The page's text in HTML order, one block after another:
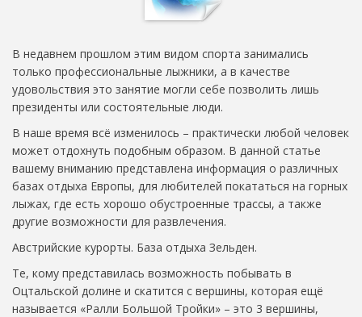
В недавнем прошлом этим видом спорта занимались
только профессиональные лыжники, а в качестве
удовольствия это занятие могли себе позволить лишь
президенты или состоятельные люди.
В наше время всё изменилось – практически любой человек
может отдохнуть подобным образом. В данной статье
вашему вниманию представлена информация о различных
базах отдыха Европы, для любителей покататься на горных
лыжах, где есть хорошо обустроенные трассы, а также
другие возможности для развлечения.
Австрийские курорты. База отдыха Зельден.
Те, кому представилась возможность побывать в
Оцтальской долине и скатится с вершины, которая ещё
называется «Ралли Большой Тройки» – это 3 вершины,